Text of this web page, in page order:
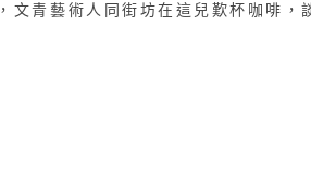
青藝術人同街坊在這兒歎杯咖啡，